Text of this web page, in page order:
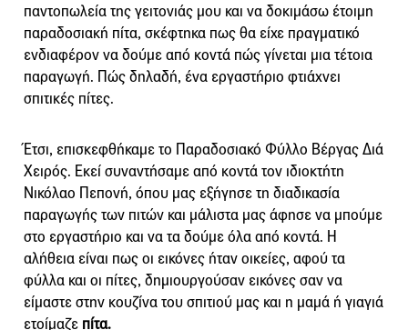
παντοπωλεία της γειτονιάς μου και να δοκιμάσω έτοιμη
παραδοσιακή πίτα, σκέφτηκα πως θα είχε πραγματικό
ενδιαφέρον να δούμε από κοντά πώς γίνεται μια τέτοια
παραγωγή. Πώς δηλαδή, ένα εργαστήριο φτιάχνει
σπιτικές πίτες.
Έτσι, επισκεφθήκαμε το Παραδοσιακό Φύλλο Βέργας Διά
Χειρός. Εκεί συναντήσαμε από κοντά τον ιδιοκτήτη
Νικόλαο Πεπονή, όπου μας εξήγησε τη διαδικασία
παραγωγής των πιτών και μάλιστα μας άφησε να μπούμε
στο εργαστήριο και να τα δούμε όλα από κοντά. Η
αλήθεια είναι πως οι εικόνες ήταν οικείες, αφού τα
φύλλα και οι πίτες, δημιουργούσαν εικόνες σαν να
είμαστε στην κουζίνα του σπιτιού μας και η μαμά ή γιαγιά
ετοίμαζε πίτα.